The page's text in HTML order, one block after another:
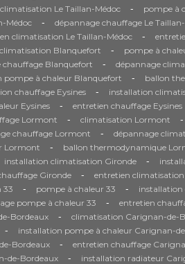
climatisation Le Taillan-Médoc - pompe à
Médoc - dépannage chauffage Le
climatisation Le Taillan-Médoc -
climatisation Blanquefort - pompe à
chauffage Blanquefort - dépannage
pompe à chaleur Blanquefort - ballon
chauffage Eysines - installation
Eysines - entretien chauffage Eysines
Lormont - climatisation Lormont -
chauffage Lormont - dépannage
Lormont - ballon thermodynamique
installation climatisation Gironde -
Gironde - entretien
33 - pompe à chaleur 33 - installation
pompe à chaleur 33 - entretien
Bordeaux - climatisation Carignan-de-
- installation pompe à chaleur Carignan-
Bordeaux - entretien chauffage
de-Bordeaux - installation radiateur